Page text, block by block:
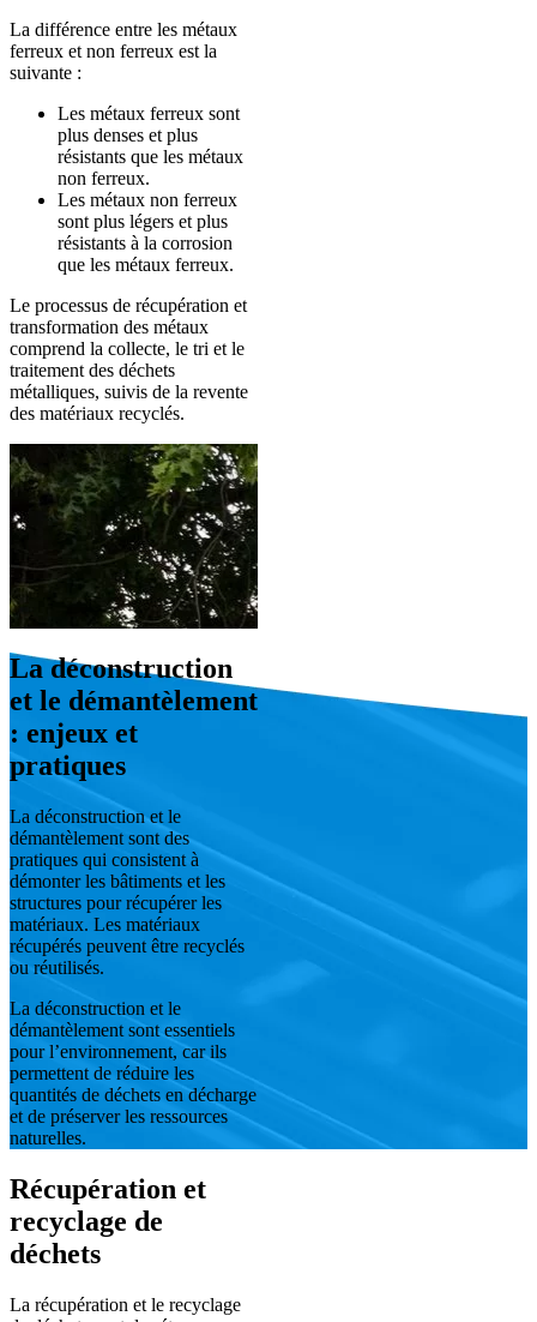
La différence entre les métaux
ferreux et non ferreux est la
suivante :
Les métaux ferreux sont
plus denses et plus
résistants que les métaux
non ferreux.
Les métaux non ferreux
sont plus légers et plus
résistants à la corrosion
que les métaux ferreux.
Le processus de récupération et
transformation des métaux
comprend la collecte, le tri et le
traitement des déchets
métalliques, suivis de la revente
des matériaux recyclés.
La déconstruction
et le démantèlement
: enjeux et
pratiques
La déconstruction et le
démantèlement sont des
pratiques qui consistent à
démonter les bâtiments et les
structures pour récupérer les
matériaux. Les matériaux
récupérés peuvent être recyclés
ou réutilisés.
La déconstruction et le
démantèlement sont essentiels
pour l’environnement, car ils
permettent de réduire les
quantités de déchets en décharge
et de préserver les ressources
naturelles.
Récupération et
recyclage de
déchets
La récupération et le recyclage